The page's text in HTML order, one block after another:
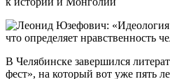
В Челябинске завершился
фест», на который вот уже пять